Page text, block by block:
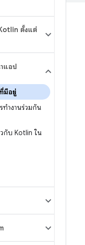
ตั้งแต่
แอป
มีอยู่
ทำงานร่วมกัน
กับ Kotlin ใน